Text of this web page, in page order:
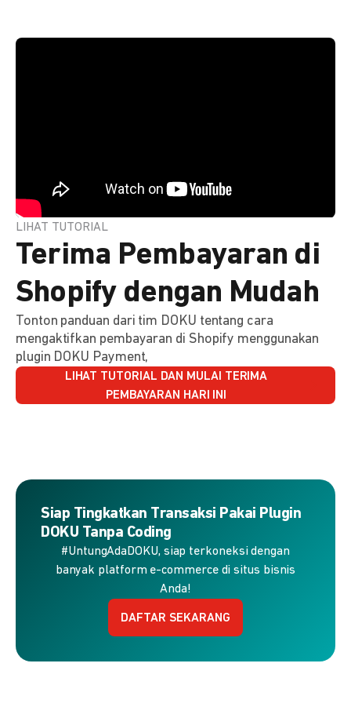
LIHAT TUTORIAL
Terima Pembayaran di
Shopify dengan Mudah
Tonton panduan dari tim DOKU tentang cara
mengaktifkan pembayaran di Shopify menggunakan
plugin DOKU Payment,
LIHAT TUTORIAL DAN MULAI TERIMA
PEMBAYARAN HARI INI
Siap Tingkatkan Transaksi Pakai Plugin
DOKU Tanpa Coding
#UntungAdaDOKU, siap terkoneksi dengan
banyak platform e-commerce di situs bisnis
Anda!
DAFTAR SEKARANG